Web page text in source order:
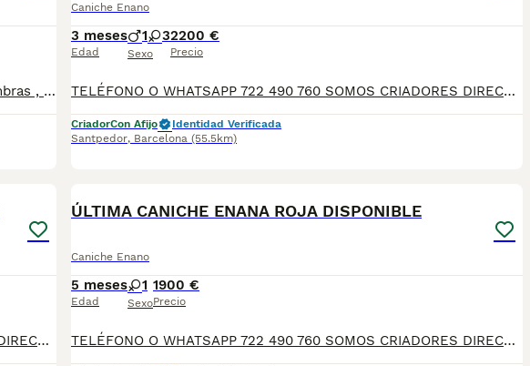
Preciosos cachorros de caniche , disponibles machos y hembras , varios colores. Todos nuestros cachorros se entregan con las vacunas correspondientes a su edad y microchip, con las respectivas garantías. Visitanos sin ningun tipo de compromsio , gran exposicion de cachorros, padres a la vista.
Caniche Enano
3 meses
Edad
1 3
Sexo
2200 €
Precio
TELÉFONO O WHATSAPP 722 490 760 SOMOS CRIADORES DIRECTOS SIN INTERMEDIARIOS! MÁS DE 20 AÑOS EN EL SECTOR NOS AVALAN, VALORANDO TANTO LA CRIA RESPONSABLE COMO TAMBIÉN LA SELECCIÓN PARA MEJORAR LA RAZA DURANTE TODOS ESTOS AÑOS. NUESTROS CACHORROS SE ENTREGAN PREVIAMENTE REVISADOS POR NUESTRO VETERINARIO PROFESIONAL Y BAJO LOS MAS ESTRICTOS CONTROLES DE SALUD, HACEMOS HINCAPIÉ EN SU SOCIABILIZACIÓN PARA SU CORRECTO DESARROLLO NEUROLOGICO! Y OS ASESORAMOS ANTES DURANTE Y DESPUES DE LA ENTREGA PARA QUE TODO SEA LO MAS AFABLE Y FACIL POSIBLE DURANTE LA ADAPTACION! NUESTROS BEBES SE ENTREGAN A PARTIR DE LOS DOS MESES CON SUS VACUNAS AL DIA, DESPARASITADOS Y CON GARANTIAS DE SALUD, MICROCHIP Y CARTILLA DE VACUNACION! SI BUSCAS UN COMPAÑERO SANO Y EQUILIBRADO ESTE ES EL LUGAR, TE ASESORAREMOS DURANTE TODO EL PROCESO NO DUDES EN CONSULTAR POR NUESTROS PEQUES AL 722 490 760
CriadorCon Afijo
Identidad Verificada
Santpedor, Barcelona (55.5km)
TELÉFONO O WHATSAPP 722 490 760 SOMOS CRIADORES DIRECTOS SIN INTERMEDIARIOS! MÁS DE 20 AÑOS EN EL SECTOR NOS AVALAN, VALORANDO TANTO LA CRIA RESPONSABLE COMO TAMBIÉN LA SELECCIÓN PARA MEJORAR LA RAZA DURANTE TODOS ESTOS AÑOS. NUESTROS CACHORROS SE ENTREGAN PREVIAMENTE REVISADOS POR NUESTRO VETERINARIO PROFESIONAL Y BAJO LOS MAS ESTRICTOS CONTROLES DE SALUD, HACEMOS HINCAPIÉ EN SU SOCIABILIZACIÓN PARA SU CORRECTO DESARROLLO NEUROLOGICO! Y OS ASESORAMOS ANTES DURANTE Y DESPUES DE LA ENTREGA PARA QUE TODO SEA LO MAS AFABLE Y FACIL POSIBLE DURANTE LA ADAPTACION! NUESTROS BEBES SE ENTREGAN A PARTIR DE LOS DOS MESES CON SUS VACUNAS AL DIA, DESPARASITADOS Y CON GARANTIAS DE SALUD, MICROCHIP Y CARTILLA DE VACUNACION! SI BUSCAS UN COMPAÑERO SANO Y EQUILIBRADO ESTE ES EL LUGAR, TE ASESORAREMOS DURANTE TODO EL PROCESO NO DUDES EN CONSULTAR POR NUESTROS PEQUES AL 722 490 760
ÚLTIMA CANICHE ENANA ROJA DISPONIBLE
Caniche Enano
5 meses
Edad
1
Sexo
1900 €
Precio
TELÉFONO O WHATSAPP 722 490 760 SOMOS CRIADORES DIRECTOS SIN INTERMEDIARIOS! MÁS DE 20 AÑOS EN EL SECTOR NOS AVALAN, VALORANDO TANTO LA CRIA RESPONSABLE COMO TAMBIÉN LA SELECCIÓN PARA MEJORAR LA RAZA DURANTE TODOS ESTOS AÑOS. NUESTROS CACHORROS SE ENTREGAN PREVIAMENTE REVISADOS POR NUESTRO VETERINARIO PROFESIONAL Y BAJO LOS MAS ESTRICTOS CONTROLES DE SALUD, HACEMOS HINCAPIÉ EN SU SOCIABILIZACIÓN PARA SU CORRECTO DESARROLLO NEUROLOGICO! Y OS ASESORAMOS ANTES DURANTE Y DESPUES DE LA ENTREGA PARA QUE TODO SEA LO MAS AFABLE Y FACIL POSIBLE DURANTE LA ADAPTACION! NUESTROS BEBES SE ENTREGAN A PARTIR DE LOS DOS MESES CON SUS VACUNAS AL DIA, DESPARASITADOS Y CON GARANTIAS DE SALUD, MICROCHIP Y CARTILLA DE VACUNACION! SI BUSCAS UN COMPAÑERO SANO Y EQUILIBRADO ESTE ES EL LUGAR, TE ASESORAREMOS DURANTE TODO EL PROCESO NO DUDES EN CONSULTAR POR NUESTROS PEQUES AL 722 490 760